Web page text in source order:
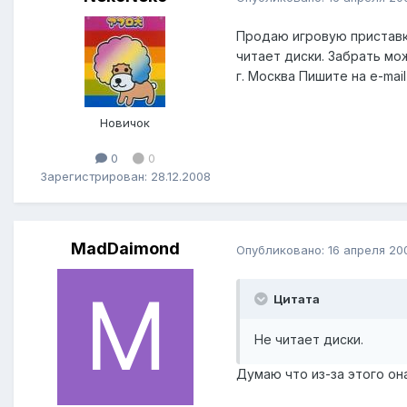
Новичок
0
0
Зарегистрирован: 28.12.2008
Продаю игровую
читает диски. Забрать
г. Москва Пишите на e-
MadDaimond Опубликовано: 16 апреля
Цитата
Не читает диски.
Думаю что из-за этого